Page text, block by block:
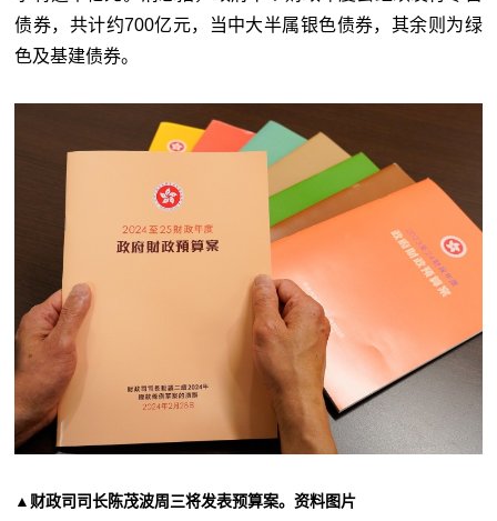
债券，共计约700亿元，当中大半属银色债券，其余则为绿
色及基建债券。
▲财政司司长陈茂波周三将发表预算案。资料图片